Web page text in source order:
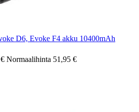
D6, Evoke F4 akku 10400mAh
Normaalihinta 51,95 €